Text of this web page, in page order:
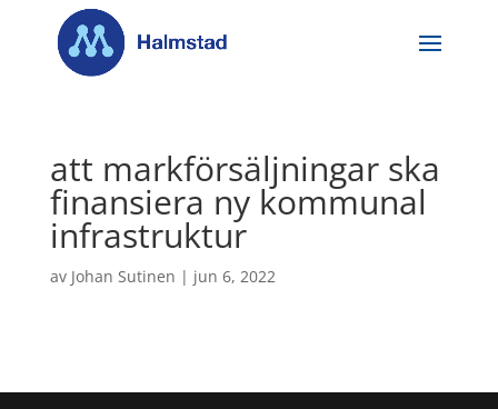
att markförsäljningar ska
finansiera ny kommunal
infrastruktur
av Johan Sutinen | jun 6, 2022